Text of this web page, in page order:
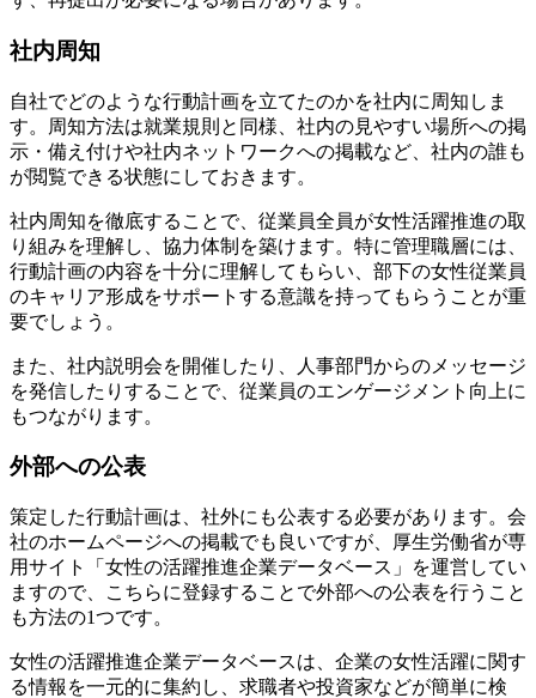
社内周知
自社でどのような行動計画を立てたのかを社内に周知しま
す。周知方法は就業規則と同様、社内の見やすい場所への掲
示・備え付けや社内ネットワークへの掲載など、社内の誰も
が閲覧できる状態にしておきます。
社内周知を徹底することで、従業員全員が女性活躍推進の取
り組みを理解し、協力体制を築けます。特に管理職層には、
行動計画の内容を十分に理解してもらい、部下の女性従業員
のキャリア形成をサポートする意識を持ってもらうことが重
要でしょう。
また、社内説明会を開催したり、人事部門からのメッセージ
を発信したりすることで、従業員のエンゲージメント向上に
もつながります。
外部への公表
策定した行動計画は、社外にも公表する必要があります。会
社のホームページへの掲載でも良いですが、厚生労働省が専
用サイト「女性の活躍推進企業データベース」を運営してい
ますので、こちらに登録することで外部への公表を行うこと
も方法の1つです。
女性の活躍推進企業データベースは、企業の女性活躍に関す
る情報を一元的に集約し、求職者や投資家などが簡単に検